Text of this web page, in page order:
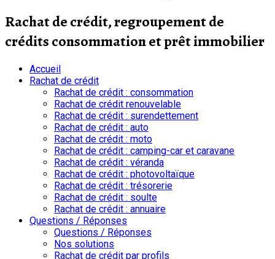
Rachat de crédit, regroupement de
crédits consommation et prêt immobilier
Accueil
Rachat de crédit
Rachat de crédit : consommation
Rachat de crédit renouvelable
Rachat de crédit : surendettement
Rachat de crédit : auto
Rachat de crédit : moto
Rachat de crédit : camping-car et caravane
Rachat de crédit : véranda
Rachat de crédit : photovoltaïque
Rachat de crédit : trésorerie
Rachat de crédit : soulte
Rachat de crédit : annuaire
Questions / Réponses
Questions / Réponses
Nos solutions
Rachat de crédit par profils